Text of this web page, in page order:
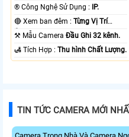
®️ Công Nghệ Sử Dụng : IP.
🔴 Xem ban đêm :Từng Vị Trí
Camera .
⚒ Mẫu CameraĐầu Ghi 32 kênh.
️🛃 Tích Hợp :Thu hình Chất Lượng.
TIN TỨC CAMERA MỚI